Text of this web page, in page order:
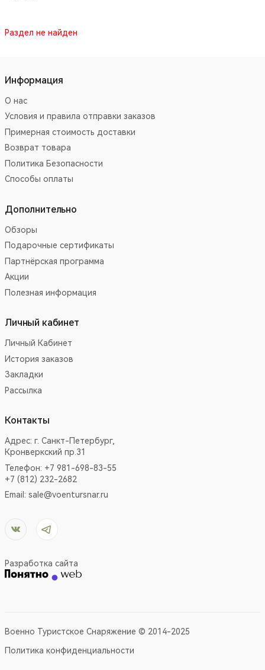
Раздел не найден
Информация
О нас
Условия и правила отправки заказов
Примерная стоимость доставки
Возврат товара
Политика Безопасности
Способы оплаты
Дополнительно
Обзоры
Подарочные сертификаты
Партнёрская программа
Акции
Полезная информация
Личный кабинет
Личный Кабинет
История заказов
Закладки
Рассылка
Контакты
Адрес: г. Санкт-Петербург,
Кронверкский пр.31
Телефон: +7 981-698-83-55
+7 (812) 232-2682
Email: sale@voentursnar.ru
Разработка сайта
Военно Туристское Снаряжение © 2014-2025
Политика конфиденциальности